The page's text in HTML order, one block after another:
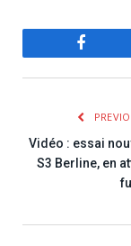
Vidéo : essai
S3 Berline, en